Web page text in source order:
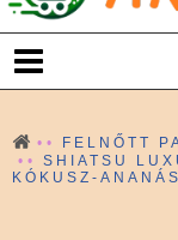
FELNŐTT
SHIATSU
KÓKUSZ-